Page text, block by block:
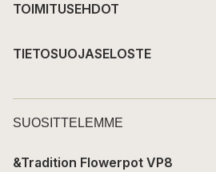
TOIMITUSEHDOT
TIETOSUOJASELOSTE
SUOSITTELEMME
&Tradition Flowerpot VP8